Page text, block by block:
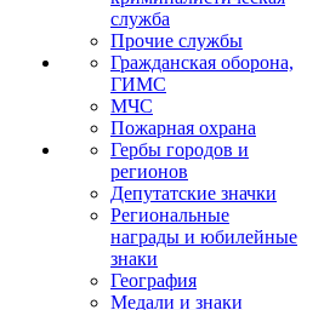
служба
Прочие службы
Гражданская оборона,
ГИМС
МЧС
Пожарная охрана
Гербы городов и
регионов
Депутатские значки
Региональные
награды и юбилейные
знаки
География
Медали и знаки